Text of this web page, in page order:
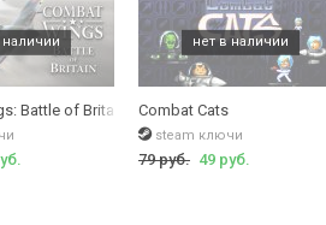
Battle of Britain Combat Cats
steam ключи
79 руб. 49 руб.